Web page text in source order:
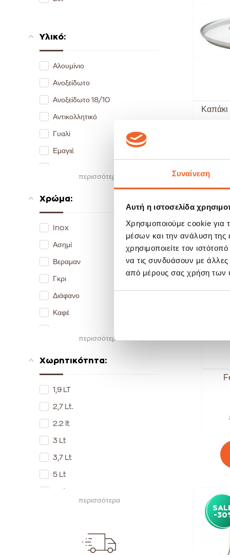
Συναίνεση
Αυτή η ιστοσελίδα
Χρησιμοποιούμε cookie για
μέσων και την ανάλυση της
χρησιμοποιείτε τον
να τις συνδυάσουν με
από μέρους σας χρήση των
30 cm
Υλικό:
Αλουμίνιο
Ανοξείδωτο
Ανοξείδωτο 18/10
Αντικολλητικό
Γυαλί
Εμαγιέ
Ξύλο
περισσότερα
Χρώμα:
Inox
Ασημί
Βεραμαν
Γκρι
Διάφανο
Καφέ
Μαύρο
περισσότερα
Χωρητικότητα:
1,9 LT
2,7 Lt.
2.2 lt
3 Lt
3,7 Lt
5 Lt
περισσότερα
Καπάκι
-
-